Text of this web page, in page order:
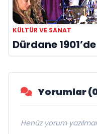
KÜLTÜR VE SANAT
Dürdane
Yorumlar
Henüz yorum